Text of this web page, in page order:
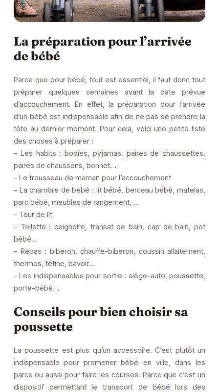
La préparation pour l’arrivée
de bébé
Parce que pour bébé, tout est essentiel, il faut donc tout
préparer quelques semaines avant la date prévue
d’accouchement. En effet, la préparation pour l’arrivée
d’un bébé est indispensable afin de ne pas se prendre la
tête au dernier moment. Pour cela, voici une petite liste
des choses à préparer :
– Les habits : bodies, pyjamas, paires de chaussettes,
paires de chaussons, bonnet…
– Le trousseau de maman pour l’accouchement
– La chambre de bébé : lit bébé, berceau bébé, matelas,
parc bébé, meubles de rangement, …
– Tour de lit
– Toilette : baignoire, transat de bain, cap de bain, pot
bébé…
– Repas : biberon, chauffe-biberon, coussin allaitement,
thermos, tétine, bavoir…
– Les indispensables pour sortie : siège-auto, poussette,
porte-bébé…
Conseils pour bien choisir sa
poussette
La poussette est plus qu’un accessoire. C’est plutôt un
indispensable pour promener bébé en ville, dans les
parcs ou aussi pour faire les courses. Parce que c’est un
dispositif permettant le transport de bébé lors des